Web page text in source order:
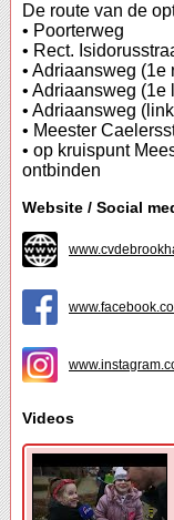
De route van de
• Poorterweg
• Rect.
• Adriaansweg (1e
• Adriaansweg (1e
• Adriaansweg
• Meester
• op kruispunt
ontbinden
Website / Social
Videos